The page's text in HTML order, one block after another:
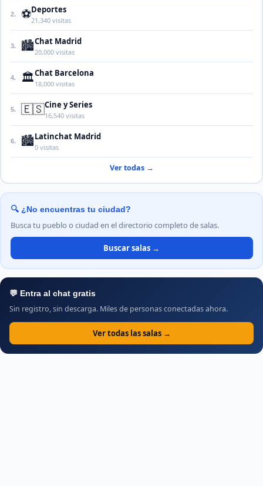
2. ⚽Deportes
21,340 visitas
3. 🏙️Chat Madrid
20,000 visitas
4. 🏛️Chat Barcelona
18,000 visitas
5. 🇪🇸Cine y Series
16,540 visitas
6. 🏙️Latinchat Madrid
0 visitas
Ver todas →
🔍 ¿No encuentras tu ciudad?
Busca tu pueblo o ciudad en el directorio completo de salas.
Buscar salas →
💬 Entra al chat gratis
Sin registro, sin descarga. Miles de personas conectadas ahora.
Ver todas las salas →